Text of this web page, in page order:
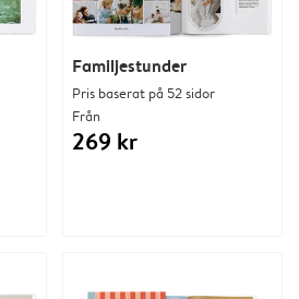
Familjestunder
Pris baserat på 52 sidor
Från
269 kr